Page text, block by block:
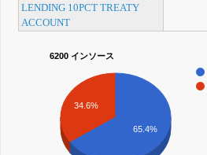
LENDING 10PCT TREATY
ACCOUNT
6200 インソース
34.6%
65.4%